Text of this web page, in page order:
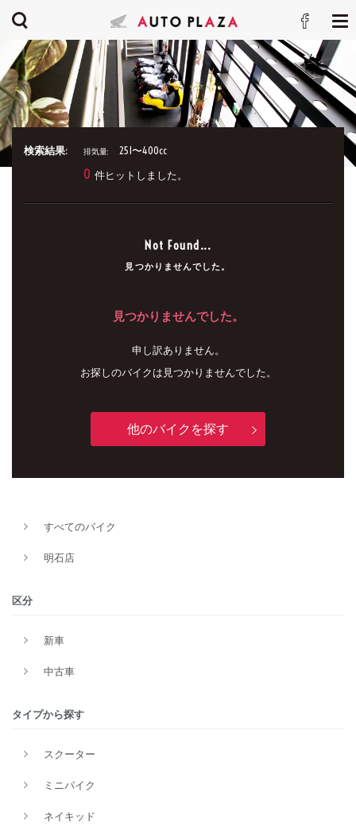
検索結果: 排気量: 251〜400cc
0 件ヒットしました。
Not Found...
見つかりませんでした。
見つかりませんでした。
申し訳ありません。
お探しのバイクは見つかりませんでした。
他のバイクを探す
すべてのバイク
明石店
区分
新車
中古車
タイプから探す
スクーター
ミニバイク
ネイキッド
タイプ
価格